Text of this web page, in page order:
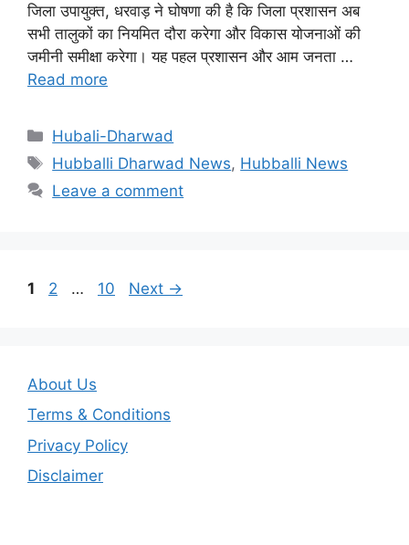
जिला उपायुक्त, धरवाड़ ने घोषणा की है कि जिला प्रशासन अब
सभी तालुकों का नियमित दौरा करेगा और विकास योजनाओं की
जमीनी समीक्षा करेगा। यह पहल प्रशासन और आम जनता …
Read more
Categories
Hubali-Dharwad
Tags
Hubballi Dharwad News, Hubballi News
Leave a comment
Page
1 Page
2 … Page
10 Next →
About Us
Terms & Conditions
Privacy Policy
Disclaimer